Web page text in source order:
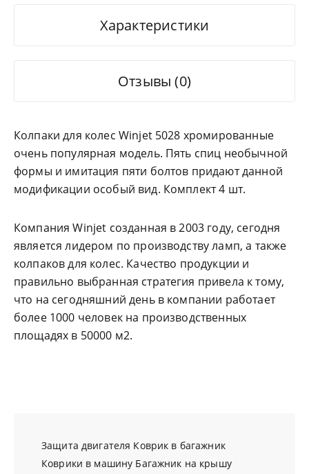
Характеристики
Отзывы (0)
Колпаки для колес Winjet 5028 хромированные
очень популярная модель. Пять спиц необычной
формы и имитация пяти болтов придают данной
модификации особый вид. Комплект 4 шт.
Компания Winjet созданная в 2003 году, сегодня
является лидером по производству ламп, а также
колпаков для колес. Качество продукции и
правильно выбранная стратегия привела к тому,
что на сегодняшний день в компании работает
более 1000 человек на производственных
площадях в 50000 м2.
Защита двигателя Коврик в багажник
Коврики в машину Багажник на крышу